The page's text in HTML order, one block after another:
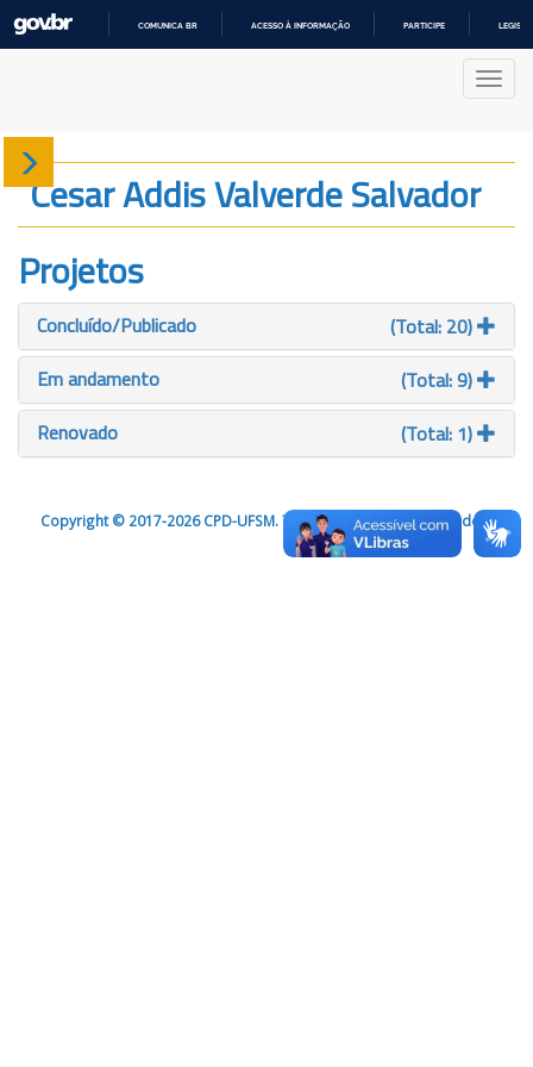
COMUNICA BR ACESSO À INFORMAÇÃO PARTICIPE
Sobre
Produção
Projetos
Gráficos
Cesar Addis Valverde Salvador
Projetos
Concluído/Publicado
(Total: 20)
Em andamento
(Total: 9)
Renovado
(Total: 1)
Copyright © 2017-2026 CPD-UFSM. Todos os direitos reservados.